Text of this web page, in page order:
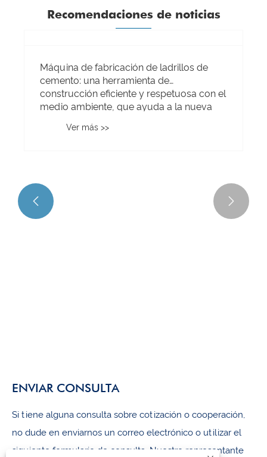
Recomendaciones de noticias
cemento: una herramienta de
construcción eficiente y respetuosa con el
medio ambiente, que ayuda a la nueva
 
ENVIAR CONSULTA
Si tiene alguna consulta sobre cotización o cooperación,
no dude en enviarnos un correo electrónico o utilizar el
siguiente formulario de consulta. Nuestro representante